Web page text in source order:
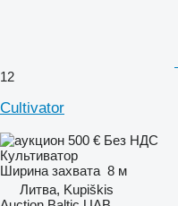
12
Cultivator
500 € Без НДС
Культиватор
Ширина захвата 8 м
Литва, Kupiškis